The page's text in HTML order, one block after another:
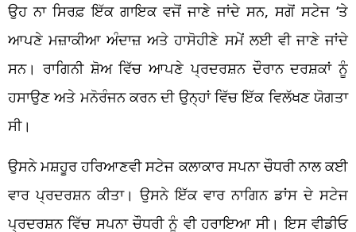
ਉਹ ਨਾ ਸਿਰਫ਼ ਇੱਕ ਗਾਇਕ ਵਜੋਂ ਜਾਣੇ ਜਾਂਦੇ ਸਨ, ਸਗੋਂ ਸਟੇਜ ‘ਤੇ
ਆਪਣੇ ਮਜ਼ਾਕੀਆ ਅੰਦਾਜ਼ ਅਤੇ ਹਾਸੋਹੀਣੇ ਸਮੇਂ ਲਈ ਵੀ ਜਾਣੇ ਜਾਂਦੇ
ਸਨ। ਰਾਗਿਨੀ ਸ਼ੋਅ ਵਿੱਚ ਆਪਣੇ ਪ੍ਰਦਰਸ਼ਨ ਦੌਰਾਨ ਦਰਸ਼ਕਾਂ ਨੂੰ
ਹਸਾਉਣ ਅਤੇ ਮਨੋਰੰਜਨ ਕਰਨ ਦੀ ਉਨ੍ਹਾਂ ਵਿੱਚ ਇੱਕ ਵਿਲੱਖਣ ਯੋਗਤਾ
ਸੀ।
ਉਸਨੇ ਮਸ਼ਹੂਰ ਹਰਿਆਣਵੀ ਸਟੇਜ ਕਲਾਕਾਰ ਸਪਨਾ ਚੌਧਰੀ ਨਾਲ ਕਈ
ਵਾਰ ਪ੍ਰਦਰਸ਼ਨ ਕੀਤਾ। ਉਸਨੇ ਇੱਕ ਵਾਰ ਨਾਗਿਨ ਡਾਂਸ ਦੇ ਸਟੇਜ
ਪ੍ਰਦਰਸ਼ਨ ਵਿੱਚ ਸਪਨਾ ਚੌਧਰੀ ਨੂੰ ਵੀ ਹਰਾਇਆ ਸੀ। ਇਸ ਵੀਡੀਓ